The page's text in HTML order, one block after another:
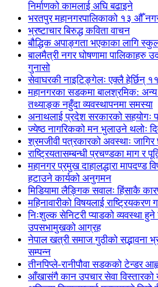
निर्माणको कामलाई अघि बढाइने
भरतपुर महानगरपालिकाको १३ औँ
भ्रष्टाचार बिरुद्ध कविता वाचन
बौद्धिक अपाङ्गता भएकाका लागि
बालमैत्री नगर घोषणामा पालिकाहरु
गुनासो
सेवाघरकी नाइटिङ्गेलः एक्लै हेर्छिन्
महानगरका सडकमा बालश्रमिक:
तथ्याङ्क नहुँदा व्यवस्थापनमा समस्या
अनाथलाई प्रदेश सरकारको सहयोगः
ज्येष्ठ नागरिकको मन भुलाउने थलोः
श्रमजीवी पत्रकारको अवस्थाः
राष्ट्रियतासम्बन्धी प्रचण्डका माग र
महानगर प्रमुख दाहालद्धारा मापदण्ड
हटाउने कार्यको अनुगमन
मिडियामा लैङ्गिक सवालः हिंसाकै
महिनावारीको विषयलाई
निःशुल्क सेनिटरी प्याडको व्यवस्था
उपसभामुखको आग्रह
नेपाल खत्री समाज गुठीको सद्भावना
सम्पन्न
तीनपिप्ले-रानीपौवा सडकको टेन्डर
आँखासंगै कान उपचार सेवा विस्तारको